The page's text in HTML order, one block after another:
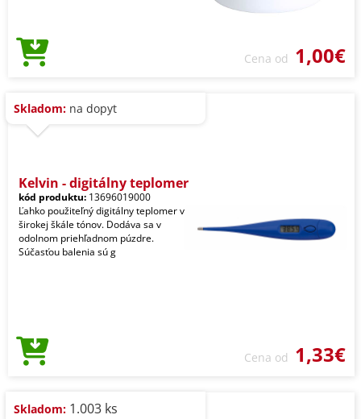
Cena od 1,00€
Skladom: na dopyt
Kelvin - digitálny teplomer
kód produktu: 13696019000
Ľahko použiteľný digitálny teplomer v
širokej škále tónov. Dodáva sa v
odolnom priehľadnom púzdre.
Súčasťou balenia sú g
Cena od 1,33€
Skladom: 1.003 ks